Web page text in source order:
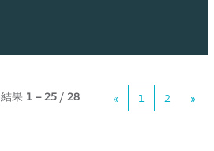
結果 1 – 25 / 28 « 1 2 »